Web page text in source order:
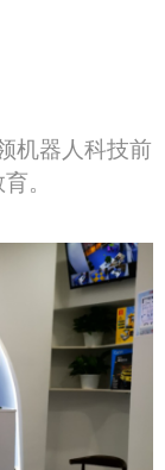
机器人科技前
。